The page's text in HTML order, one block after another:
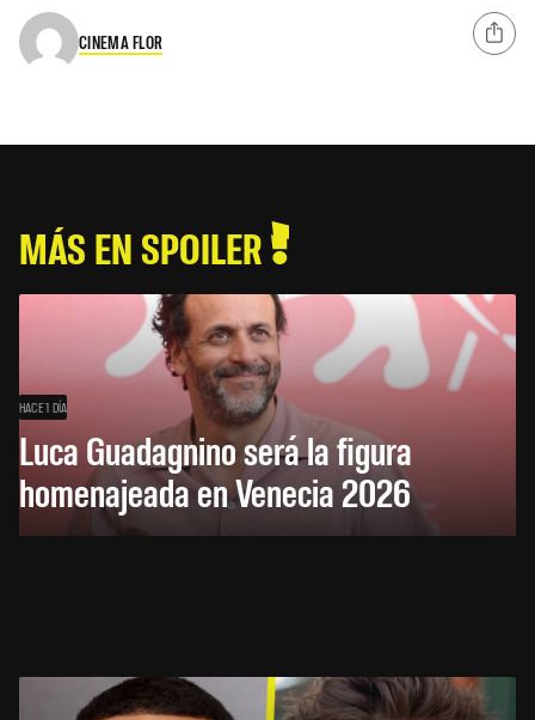
CINEMA FLOR
MÁS EN SPOILER
HACE 1 DÍA
Luca Guadagnino será la figura
homenajeada en Venecia 2026